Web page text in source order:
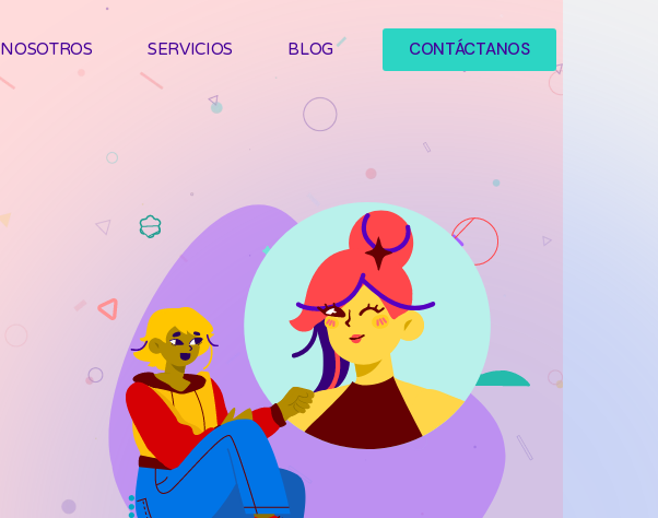
NOSOTROS SERVICIOS BLOG CONTÁCTANOS